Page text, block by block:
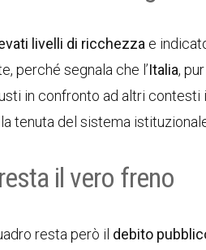
livelli di ricchezza e
perché segnala che l’Italia,
in confronto ad altri contesti
tenuta del sistema
il vero freno
resta però il debito